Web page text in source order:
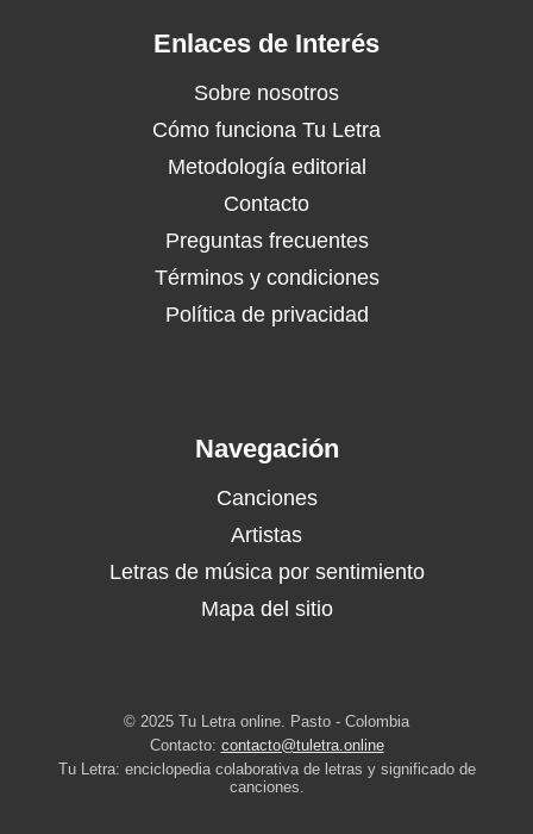
Enlaces de Interés
Sobre nosotros
Cómo funciona Tu Letra
Metodología editorial
Contacto
Preguntas frecuentes
Términos y condiciones
Política de privacidad
Navegación
Canciones
Artistas
Letras de música por sentimiento
Mapa del sitio
© 2025 Tu Letra online. Pasto - Colombia
Contacto: contacto@tuletra.online
Tu Letra: enciclopedia colaborativa de letras y significado de
canciones.